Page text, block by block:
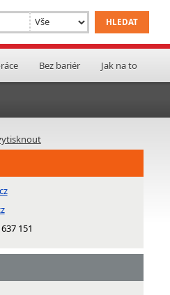
Bez bariér Jak na to
151